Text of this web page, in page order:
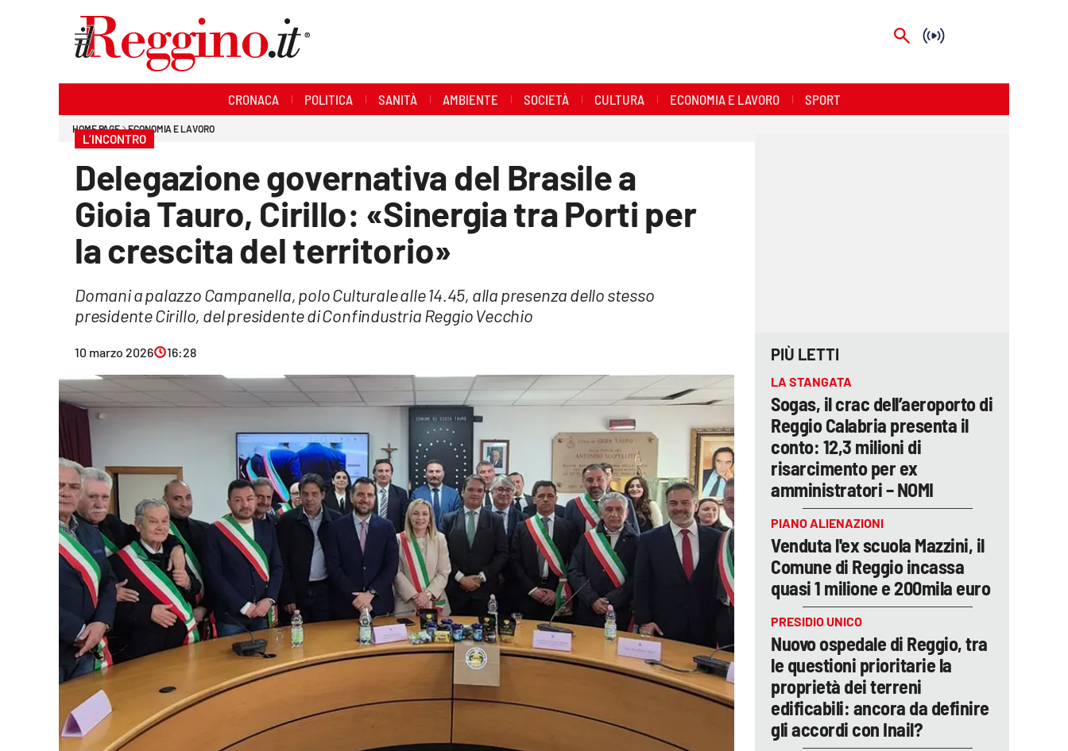
Streaming
Lac Network
CRONACA POLITICA SANITÀ AMBIENTE SOCIETÀ CULTURA ECONOMIA E LAVORO SPORT
HOME PAGE ECONOMIA E LAVORO
L’INCONTRO
Delegazione governativa del Brasile a
Gioia Tauro, Cirillo: «Sinergia tra Porti per
la crescita del territorio»
Domani a palazzo Campanella, polo Culturale alle 14.45, alla presenza dello stesso
presidente Cirillo, del presidente di Confindustria Reggio Vecchio
10 marzo 2026 16:28 PIÙ LETTI
LA STANGATA
Sogas, il crac dell’aeroporto di
Reggio Calabria presenta il
conto: 12,3 milioni di
risarcimento per ex
amministratori – NOMI
PIANO ALIENAZIONI
Venduta l'ex scuola Mazzini, il
Comune di Reggio incassa
quasi 1 milione e 200mila euro
PRESIDIO UNICO
Nuovo ospedale di Reggio, tra
le questioni prioritarie la
proprietà dei terreni
edificabili: ancora da definire
gli accordi con Inail?